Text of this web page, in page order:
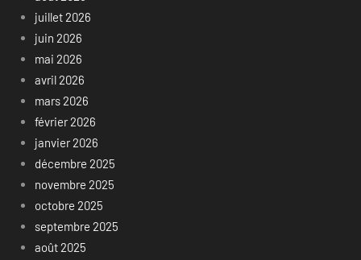
juillet 2026
juin 2026
mai 2026
avril 2026
mars 2026
février 2026
janvier 2026
décembre 2025
novembre 2025
octobre 2025
septembre 2025
août 2025